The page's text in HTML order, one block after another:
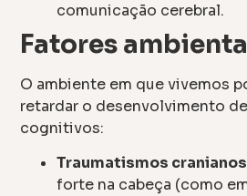
comunicação cerebral.
Fatores
O ambiente em que vivemos
retardar o desenvolvimento
cognitivos:
Traumatismos
forte na cabeça (como